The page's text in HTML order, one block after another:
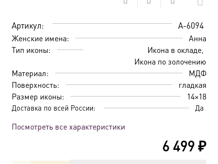
Артикул: A-6094
Женские имена:
Анна
Тип иконы:
Икона в окладе
Икона по золочению
Материал:
МДФ
Поверхность:
гладкая
Размер иконы:
14×18
Доставка по всей России: Да
Посмотреть все характеристики
6 499₽